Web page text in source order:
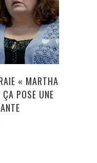
« MARTHA
POSE UNE